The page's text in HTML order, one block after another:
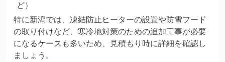
ど）
特に新潟では、凍結防止ヒーターの設置や防雪フード
の取り付けなど、寒冷地対策のための追加工事が必要
になるケースも多いため、見積もり時に詳細を確認し
ましょう。